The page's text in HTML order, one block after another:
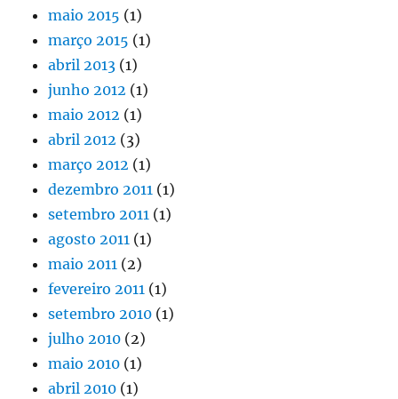
maio 2015 (1)
março 2015 (1)
abril 2013 (1)
junho 2012 (1)
maio 2012 (1)
abril 2012 (3)
março 2012 (1)
dezembro 2011 (1)
setembro 2011 (1)
agosto 2011 (1)
maio 2011 (2)
fevereiro 2011 (1)
setembro 2010 (1)
julho 2010 (2)
maio 2010 (1)
abril 2010 (1)